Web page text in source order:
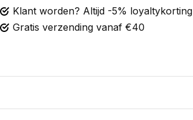
Klant worden? Altijd -5% loyaltykorting
Gratis verzending vanaf €40